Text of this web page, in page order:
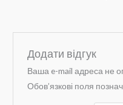
Додати відгук
Ваша e-mail адреса не
Обов’язкові поля